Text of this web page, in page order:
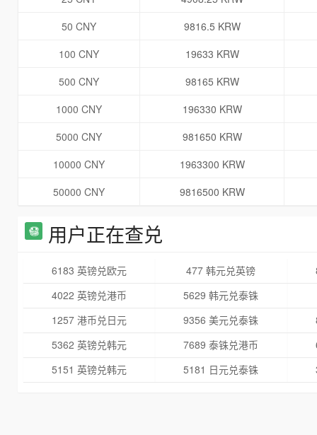
50 CNY
9816.5 KRW
100 CNY
19633 KRW
500 CNY
98165 KRW
1000 CNY
196330 KRW
5000 CNY
981650 KRW
10000 CNY
1963300 KRW
50000 CNY
9816500 KRW
用户正在查兑
6183 英镑兑欧元 477 韩元兑英镑
4022 英镑兑港币
5629 韩元兑泰铢
1257 港币兑日元
9356 美元兑泰铢
5362 英镑兑韩元
7689 泰铢兑港币
5151 英镑兑韩元
5181 日元兑泰铢